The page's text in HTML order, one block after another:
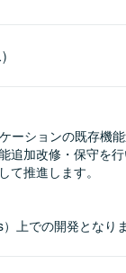
ーションの既存機能
追加改修・保守を行
て推進します。
上での開発となりま